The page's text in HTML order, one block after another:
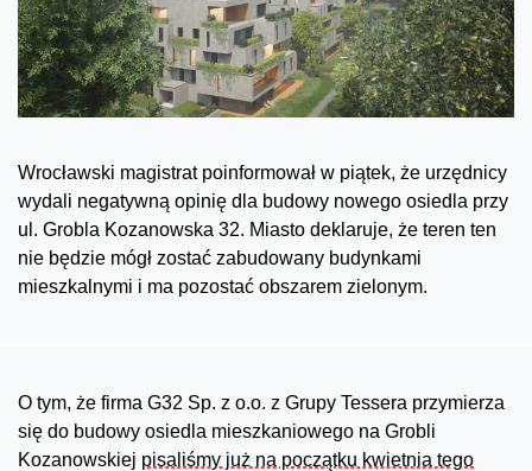
Wrocławski magistrat poinformował w piątek, że urzędnicy
wydali negatywną opinię dla budowy nowego osiedla przy
ul. Grobla Kozanowska 32. Miasto deklaruje, że teren ten
nie będzie mógł zostać zabudowany budynkami
mieszkalnymi i ma pozostać obszarem zielonym.
O tym, że firma G32 Sp. z o.o. z Grupy Tessera przymierza
się do budowy osiedla mieszkaniowego na Grobli
Kozanowskiej pisaliśmy już na początku kwietnia tego